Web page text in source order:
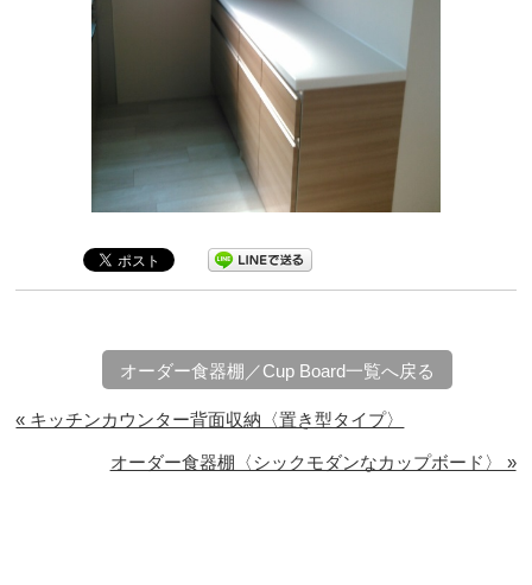
オーダー食器棚／Cup Board一覧へ戻る
« キッチンカウンター背面収納〈置き型タイプ〉
オーダー食器棚〈シックモダンなカップボード〉 »